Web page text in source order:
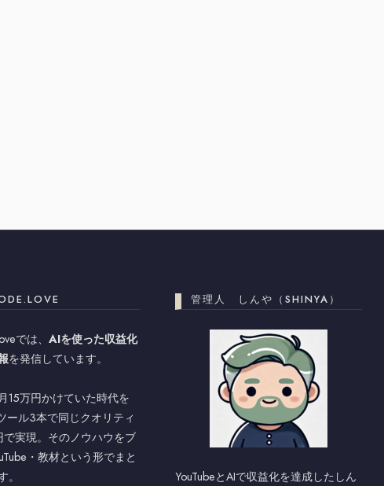
では、AIを使った収益化
を発信しています。
15万円かけていた時代を
ール3本で同じクオリティ
で実現。そのノウハウをブ
・教材という形でまと
。
管理人 しんや（SHINYA）
YouTubeとAIで収益化を達成したしん